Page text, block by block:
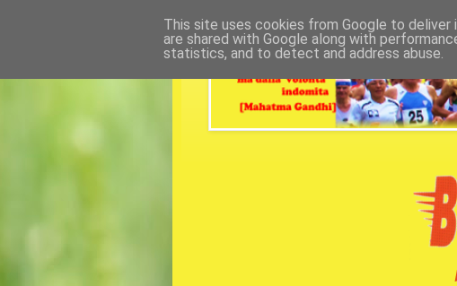
This site uses cookies from Google to
are shared with Google along with
statistics, and to detect and address abuse.